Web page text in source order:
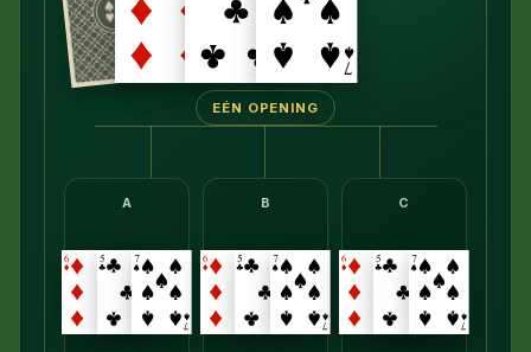
EÉN OPENING
A B C